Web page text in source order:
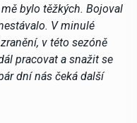
bylo těžkých. Bojoval
V minulé
v této sezóně
pracovat a snažit se
dní nás čeká další